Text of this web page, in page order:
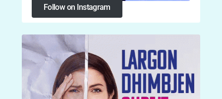
Follow on Instagram
Follow on Instagram